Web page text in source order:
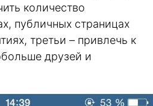
количество
публичных страницах
третьи – привлечь к
друзей и